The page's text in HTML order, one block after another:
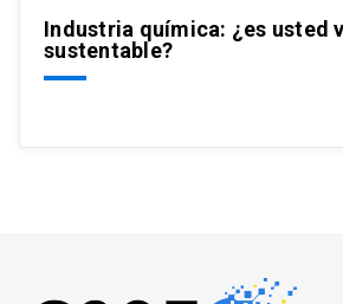
Industria química: ¿es usted
sustentable?